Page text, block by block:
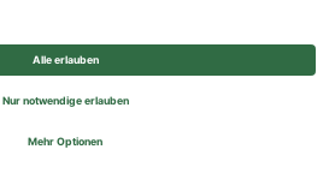
Group - All rights reserved